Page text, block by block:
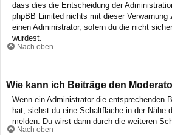
dass dies die Entscheidung der
phpBB Limited nichts mit dieser Verwarnung
einen Administrator, sofern du die nicht
wurdest.
Nach oben
Wie kann ich Beiträge den
Wenn ein Administrator die entsprechenden
hat, siehst du eine Schaltfläche in der Nähe
melden. Du wirst dann durch die weiteren
Nach oben